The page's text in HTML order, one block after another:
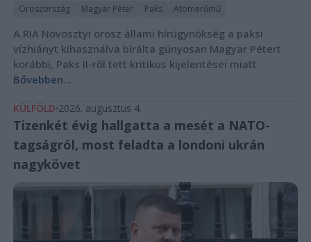
Oroszország Magyar Péter Paks Atomerőmű
A RIA Novosztyi orosz állami hírügynökség a paksi
vízhiányt kihasználva bírálta gúnyosan Magyar Pétert
korábbi, Paks II-ről tett kritikus kijelentései miatt.
Bővebben...
KÜLFÖLD 2026. augusztus 4.
Tizenkét évig hallgatta a mesét a NATO-
tagságról, most feladta a londoni ukrán
nagykövet